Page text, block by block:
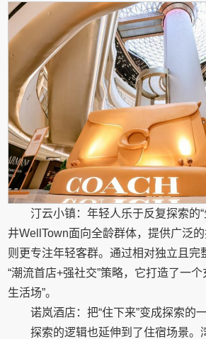
汀云小镇：年轻人乐于反复探索的
井WellTown面向全龄群体，提供广泛
则更专注年轻客群。通过相对独立且完
“潮流首店+强社交”策略，它打造了一
生活场”。
诺岚酒店：把“住下来”变成探索的
探索的逻辑也延伸到了住宿场景。